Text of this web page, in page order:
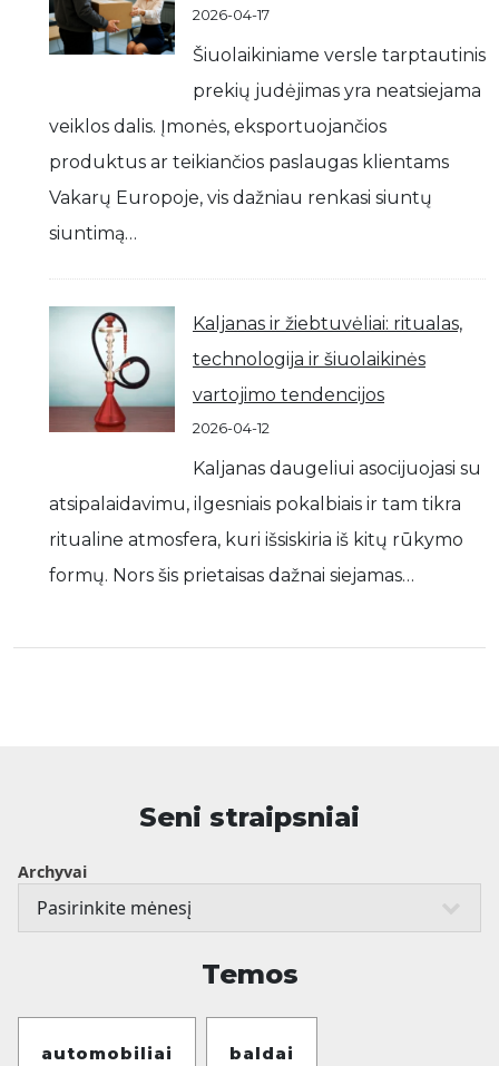
2026-04-17
Šiuolaikiniame versle tarptautinis
prekių judėjimas yra neatsiejama
veiklos dalis. Įmonės, eksportuojančios
produktus ar teikiančios paslaugas klientams
Vakarų Europoje, vis dažniau renkasi siuntų
siuntimą…
Kaljanas ir žiebtuvėliai: ritualas,
technologija ir šiuolaikinės
vartojimo tendencijos
2026-04-12
Kaljanas daugeliui asocijuojasi su
atsipalaidavimu, ilgesniais pokalbiais ir tam tikra
ritualine atmosfera, kuri išsiskiria iš kitų rūkymo
formų. Nors šis prietaisas dažnai siejamas…
Seni straipsniai
Archyvai
Temos
automobiliai baldai